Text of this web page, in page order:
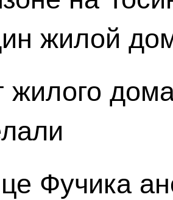
жилой
жилого
Фучика